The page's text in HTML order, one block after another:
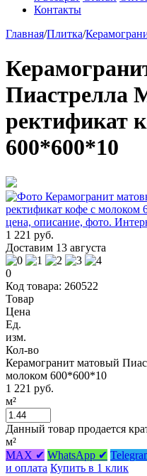
Контакты
Главная/Плитка/
Пиастрелла
ректификат
600*600*10
1 221 руб.
Доставим 13 августа
0
Код товара: 260522
Товар
Цена
Ед.
изм.
Кол-во
Керамогранит матовый
молоком 600*600*10
1 221 руб.
м²
Данный товар продается
м²
MAX ✔ WhatsApp ✔
и оплата Купить в 1 клик